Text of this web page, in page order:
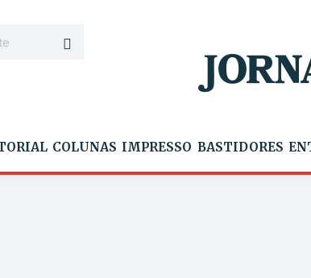
COLUNAS IMPRESSO BASTIDORES